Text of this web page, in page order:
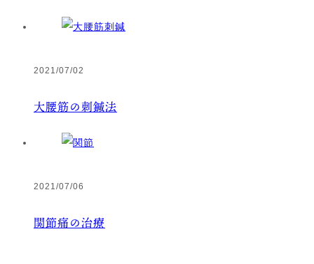
2021/07/02
大腰筋の刺鍼法
2021/07/06
関節痛の治療